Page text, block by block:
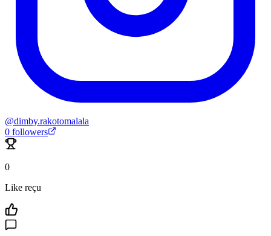
@dimby.rakotomalala
0 followers
0
Like reçu